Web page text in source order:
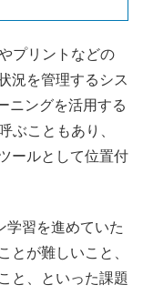
プリントなどの
況を管理するシス
ニングを活用する
ぶこともあり、
ールとして位置付
学習を進めていた
とが難しいこと、
と、といった課題